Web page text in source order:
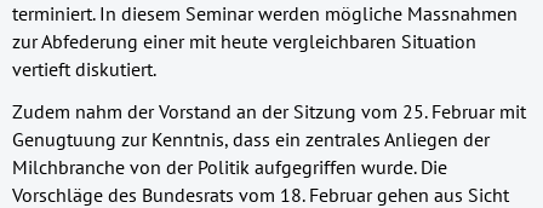
terminiert. In diesem Seminar werden mögliche Massnahmen
zur Abfederung einer mit heute vergleichbaren Situation
vertieft diskutiert.
Zudem nahm der Vorstand an der Sitzung vom 25. Februar mit
Genugtuung zur Kenntnis, dass ein zentrales Anliegen der
Milchbranche von der Politik aufgegriffen wurde. Die
Vorschläge des Bundesrats vom 18. Februar gehen aus Sicht